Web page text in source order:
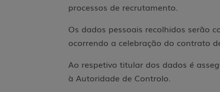
processos de recrutamento.
Os dados pessoais recolhidos serão
ocorrendo a celebração do contrato
Ao respetivo titular dos dados é
à Autoridade de Controlo.